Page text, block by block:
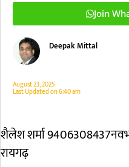
Join
Deepak Mittal
August 23, 2025
Last Updated on6:40 am
शैलेश शर्मा
रायगढ़